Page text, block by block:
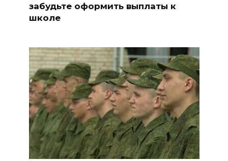
забудьте оформить выплаты к
школе